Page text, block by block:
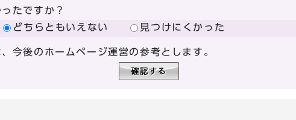
たですか？
どちらともいえない 見つけにくかった
今後のホームページ運営の参考とします。